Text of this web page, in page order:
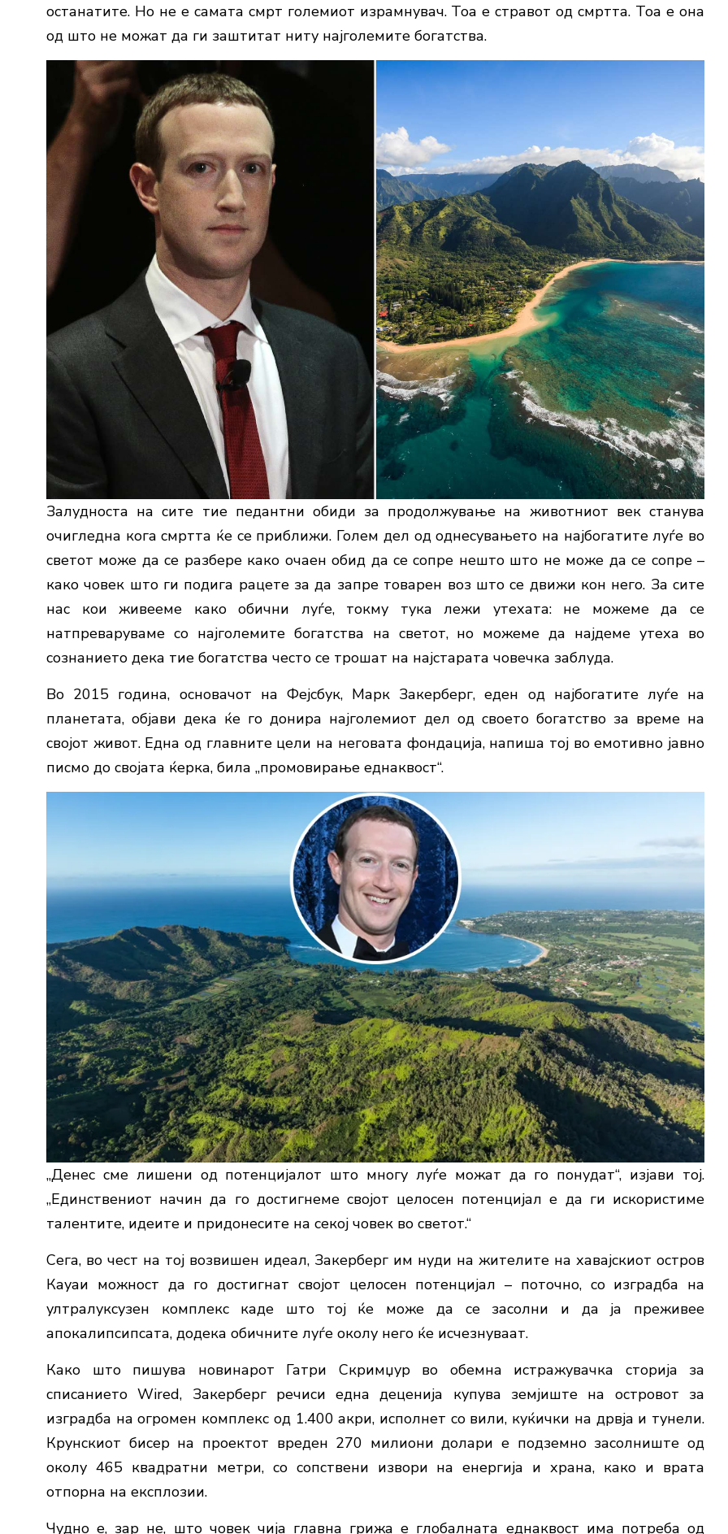
останатите. Но не е самата смрт големиот израмнувач. Тоа е стравот од смртта. Тоа е она
од што не можат да ги заштитат ниту најголемите богатства.
Залудноста на сите тие педантни обиди за продолжување на животниот век станува
очигледна кога смртта ќе се приближи. Голем дел од однесувањето на најбогатите луѓе во
светот може да се разбере како очаен обид да се сопре нешто што не може да се сопре –
како човек што ги подига рацете за да запре товарен воз што се движи кон него. За сите
нас кои живееме како обични луѓе, токму тука лежи утехата: не можеме да се
натпреваруваме со најголемите богатства на светот, но можеме да најдеме утеха во
сознанието дека тие богатства често се трошат на најстарата човечка заблуда.
Во 2015 година, основачот на Фејсбук, Марк Закерберг, еден од најбогатите луѓе на
планетата, објави дека ќе го донира најголемиот дел од своето богатство за време на
својот живот. Една од главните цели на неговата фондација, напиша тој во емотивно јавно
писмо до својата ќерка, била „промовирање еднаквост“.
„Денес сме лишени од потенцијалот што многу луѓе можат да го понудат“, изјави тој.
„Единствениот начин да го достигнеме својот целосен потенцијал е да ги искористиме
талентите, идеите и придонесите на секој човек во светот.“
Сега, во чест на тој возвишен идеал, Закерберг им нуди на жителите на хавајскиот остров
Кауаи можност да го достигнат својот целосен потенцијал – поточно, со изградба на
ултралуксузен комплекс каде што тој ќе може да се засолни и да ја преживее
апокалипсипсата, додека обичните луѓе околу него ќе исчезнуваат.
Како што пишува новинарот Гатри Скримџур во обемна истражувачка сторија за
списанието Wired, Закерберг речиси една деценија купува земјиште на островот за
изградба на огромен комплекс од 1.400 акри, исполнет со вили, куќички на дрвја и тунели.
Крунскиот бисер на проектот вреден 270 милиони долари е подземно засолниште од
околу 465 квадратни метри, со сопствени извори на енергија и храна, како и врата
отпорна на експлозии.
Чудно е, зар не, што човек чија главна грижа е глобалната еднаквост има потреба од